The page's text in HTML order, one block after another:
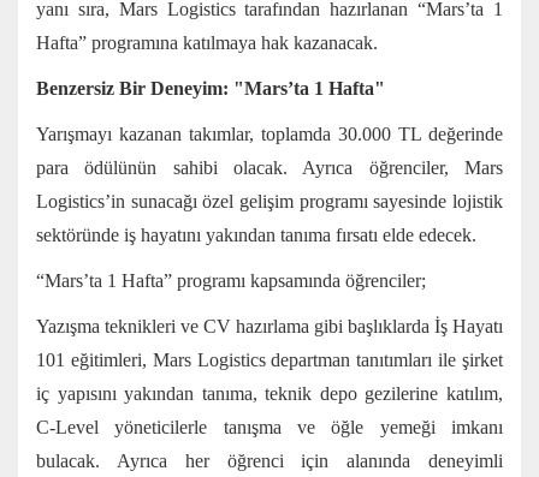
yanı sıra, Mars Logistics tarafından hazırlanan “Mars’ta 1
Hafta” programına katılmaya hak kazanacak.
Benzersiz Bir Deneyim: "Mars’ta 1 Hafta"
Yarışmayı kazanan takımlar, toplamda 30.000 TL değerinde
para ödülünün sahibi olacak. Ayrıca öğrenciler, Mars
Logistics’in sunacağı özel gelişim programı sayesinde lojistik
sektöründe iş hayatını yakından tanıma fırsatı elde edecek.
“Mars’ta 1 Hafta” programı kapsamında öğrenciler;
Yazışma teknikleri ve CV hazırlama gibi başlıklarda İş Hayatı
101 eğitimleri, Mars Logistics departman tanıtımları ile şirket
iç yapısını yakından tanıma, teknik depo gezilerine katılım,
C-Level yöneticilerle tanışma ve öğle yemeği imkanı
bulacak. Ayrıca her öğrenci için alanında deneyimli